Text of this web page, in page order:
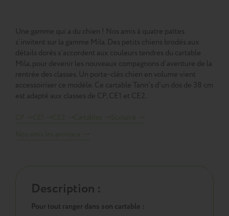
Une gamme qui a du chien ! Nos amis à quatre pattes
s’invitent sur la gamme Mila. Des petits chiens brodés aux
détails dorés s’accordent aux couleurs tendres du cartable
Mila, pour devenir les nouveaux compagnons d’aventure de la
rentrée des classes. Un porte-clés chien en volume vient
accessoiriser ce modèle. Ce cartable Tann's d'un dos de 38 cm
est adapté aux classes de CP, CE1 et CE2.
Description :
Pour tout ranger dans son cartable :